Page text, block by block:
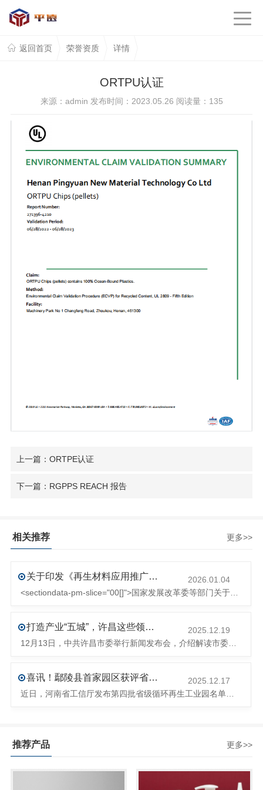
返回首页 荣誉资质 详情
ORTPU认证
来源：admin 发布时间：2023.05.26 阅读量： 135
上一篇：ORTPE认证
下一篇：RGPPS REACH 报告
相关推荐 更多>>
关于印发《再生材料应用推广行动方案》的通知(发改环资〔2025〕1681号)
2026.01.04
打造产业“五城”，许昌这些领域将迎来大发展！
2025.12.19
喜讯！鄢陵县首家园区获评省级循环再生工业园
2025.12.17
推荐产品 更多>>